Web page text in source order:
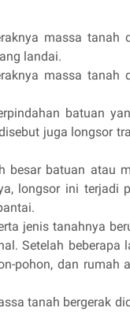
massa tanah
landai.
massa tanah
batuan
juga longsor
besar batuan atau
longsor ini terjadi
jenis tanahnya
Setelah beberapa
pohon, dan rumah
tanah bergerak